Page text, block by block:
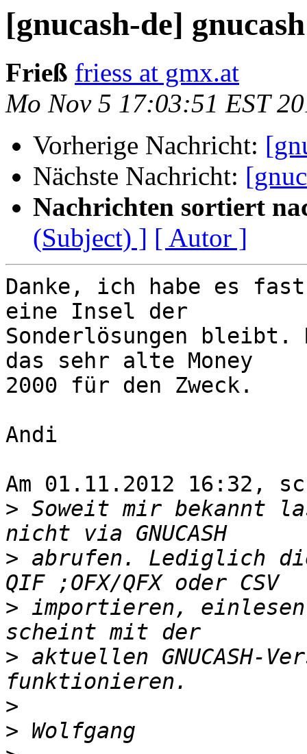
[gnucash-de]
Frieß friess at gmx.at
Mo Nov 5 17:03:51 EST
Vorherige Nachricht:
Nächste Nachricht:
Nachrichten sortiert
(Subject) ] [ Autor ]
Danke, ich habe es
eine Insel der
Sonderlösungen bleibt.
das sehr alte Money
2000 für den Zweck.
Andi
Am 01.11.2012 16:32,
> Soweit mir bekannt
> abrufen. Lediglich
> importieren, einlesen
> aktuellen GNUCASH-
>
>